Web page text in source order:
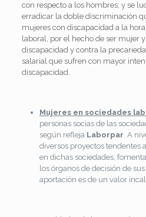
con respecto a los hombres; y se
erradicar la doble discriminación
mujeres con discapacidad a la
laboral, por el hecho de ser mujer
discapacidad y contra la
salarial que sufren con mayor
discapacidad.
Mujeres en sociedades
personas socias de las
según refleja Laborpar . A
diversos proyectos tendentes
en dichas sociedades,
los órganos de decisión de
aportación es de un valor